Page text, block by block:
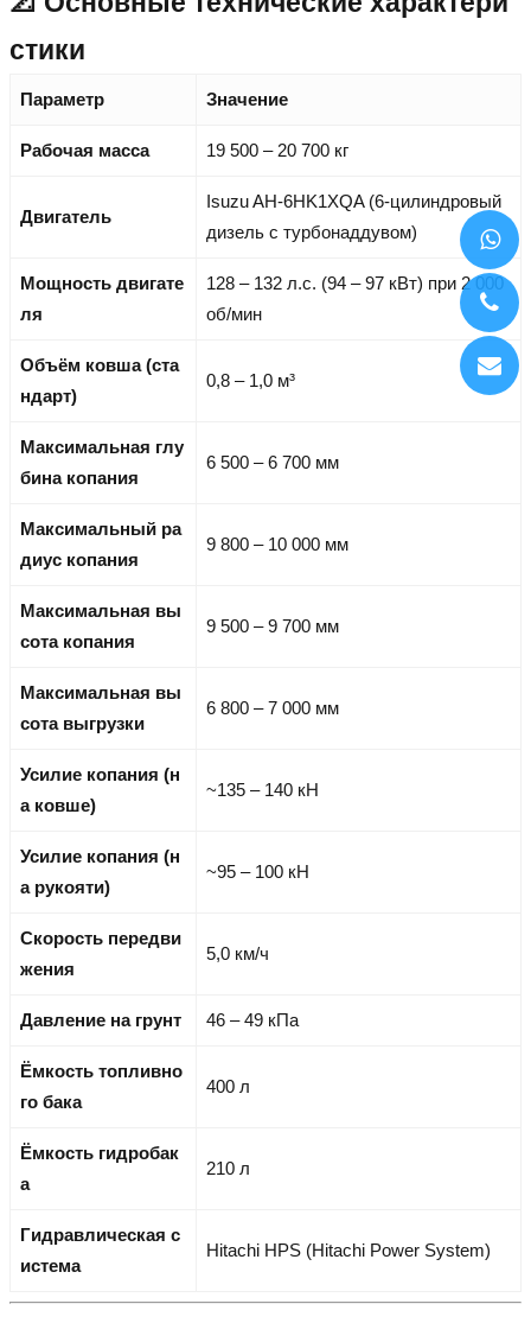
стики
Параметр Значение
Рабочая масса 19 500 – 20 700 кг
Двигатель
Isuzu AH-6HK1XQA (6-цилиндровый
дизель с турбонаддувом)
Мощность двигате
ля
128 – 132 л.с. (94 – 97 кВт) при 2 000
об/мин
Объём ковша (ста
ндарт)
0,8 – 1,0 м³
Максимальная глу
бина копания
6 500 – 6 700 мм
Максимальный ра
диус копания
9 800 – 10 000 мм
Максимальная вы
сота копания
9 500 – 9 700 мм
Максимальная вы
сота выгрузки
6 800 – 7 000 мм
Усилие копания (н
а ковше)
~135 – 140 кН
Усилие копания (н
а рукояти)
~95 – 100 кН
Скорость передви
жения
5,0 км/ч
Давление на грунт 46 – 49 кПа
Ёмкость топливно
го бака
400 л
Ёмкость гидробак
а
210 л
Гидравлическая с
истема
Hitachi HPS (Hitachi Power System)